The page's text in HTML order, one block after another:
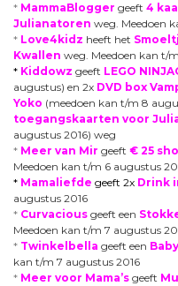
* MammaBlogger geeft 4
Julianatoren weg. Meedoen
* Love4kidz heeft het
Kwallen weg. Meedoen kan t/
* Kiddowz geeft LEGO
augustus) en 2x DVD box
Yoko (meedoen kan t/m 8
toegangskaarten voor
augustus 2016) weg
* Meer van Mir geeft € 25
Meedoen kan t/m 6 augustus
* Mamaliefde geeft 2x Drink
augustus 2016
* Curvacious geeft een
Meedoen kan t/m 7 augustus
* Twinkelbella geeft een
kan t/m 7 augustus 2016
* Meer voor Mama’s geeft